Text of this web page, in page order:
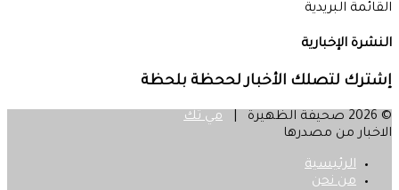
القائمة البريدية
النشرة الإخبارية
إشترك لتصلك الأخبار لححظة بلحظة
© 2026 صحيفة الظهيرة |
مي تك
الاخبار من مصدرها
الرئيسية
من نحن